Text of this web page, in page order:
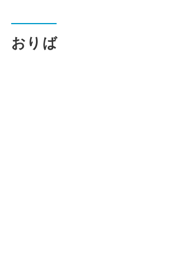
定期観光バス
おりば